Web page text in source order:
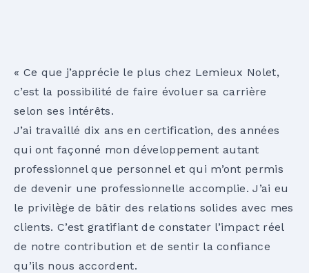
« Ce que j’apprécie le plus chez Lemieux Nolet,
c’est la possibilité de faire évoluer sa carrière
selon ses intérêts.
J’ai travaillé dix ans en certification, des années
qui ont façonné mon développement autant
professionnel que personnel et qui m’ont permis
de devenir une professionnelle accomplie. J’ai eu
le privilège de bâtir des relations solides avec mes
clients. C’est gratifiant de constater l’impact réel
de notre contribution et de sentir la confiance
qu’ils nous accordent.